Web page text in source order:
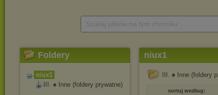
Foldery
niux1
III. ♠ Inne (foldery prywatne)
niux1
III. ♠ Inne (foldery
sortuj według: